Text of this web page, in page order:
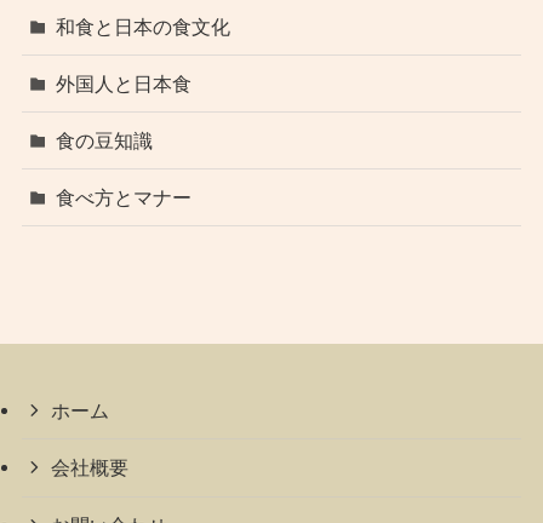
和食と日本の食文化
外国人と日本食
食の豆知識
食べ方とマナー
ホーム
会社概要